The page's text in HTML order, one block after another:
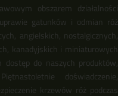
obszarem działalności
gatunków i odmian róż
angielskich, nostalgicznych,
kanadyjskich i miniaturowych
do naszych produktów,
doświadczenie,
krzewów róż podczas